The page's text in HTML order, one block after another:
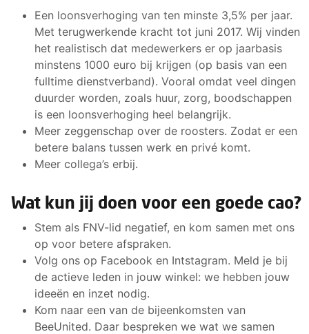
Een loonsverhoging van ten minste 3,5% per jaar.
Met terugwerkende kracht tot juni 2017. Wij vinden
het realistisch dat medewerkers er op jaarbasis
minstens 1000 euro bij krijgen (op basis van een
fulltime dienstverband). Vooral omdat veel dingen
duurder worden, zoals huur, zorg, boodschappen
is een loonsverhoging heel belangrijk.
Meer zeggenschap over de roosters. Zodat er een
betere balans tussen werk en privé komt.
Meer collega’s erbij.
Wat kun jij doen voor een goede cao?
Stem als FNV-lid negatief, en kom samen met ons
op voor betere afspraken.
Volg ons op Facebook en Intstagram. Meld je bij
de actieve leden in jouw winkel: we hebben jouw
ideeën en inzet nodig.
Kom naar een van de bijeenkomsten van
BeeUnited. Daar bespreken we wat we samen